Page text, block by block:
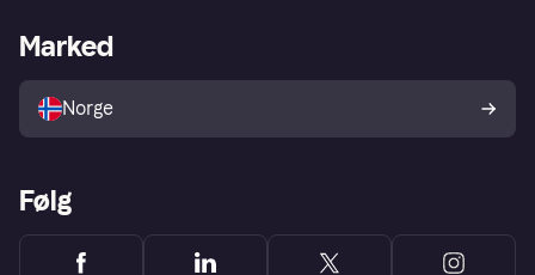
Utforsk butikker
Merchant portal
Marked
Norge
Følg